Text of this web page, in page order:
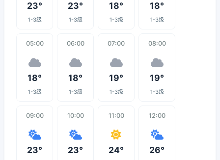
23°
1-3级
23°
1-3级
18°
1-3级
18°
1-3级
05:00
18°
1-3级
06:00
18°
1-3级
07:00
19°
1-3级
08:00
19°
1-3级
09:00
23°
10:00
23°
11:00
24°
12:00
26°